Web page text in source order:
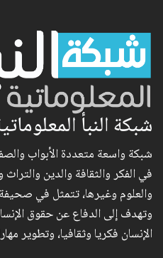
شبكة النبأ
شبكة واسعة متعددة الأبواب
في الفكر والثقافة والدين
والعلوم وغيرها، تتمثل في
وتهدف إلى الدفاع عن حقوق
الإنسان فكريا وثقافيا، وتطوير